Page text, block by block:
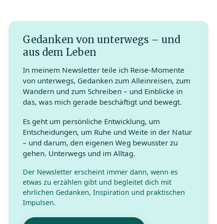
Gedanken von unterwegs – und
aus dem Leben
In meinem Newsletter teile ich Reise-Momente
von unterwegs, Gedanken zum Alleinreisen, zum
Wandern und zum Schreiben – und Einblicke in
das, was mich gerade beschäftigt und bewegt.
Es geht um persönliche Entwicklung, um
Entscheidungen, um Ruhe und Weite in der Natur
– und darum, den eigenen Weg bewusster zu
gehen. Unterwegs und im Alltag.
Der Newsletter erscheint immer dann, wenn es
etwas zu erzählen gibt und begleitet dich mit
ehrlichen Gedanken, Inspiration und praktischen
Impulsen.